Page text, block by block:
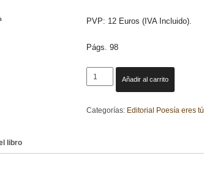
PVP: 12 Euros (IVA Incluido).
Págs. 98
ALGO
GRANDE.
OSORIO
Añadir al carrito
Categorías: Editorial Poesía eres tú
libro